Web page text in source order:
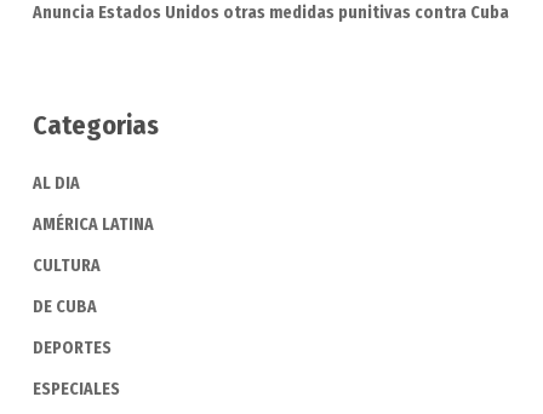
Anuncia Estados Unidos otras medidas punitivas contra Cuba
Categorias
AL DIA
AMÉRICA LATINA
CULTURA
DE CUBA
DEPORTES
ESPECIALES